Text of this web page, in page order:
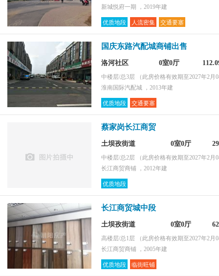
新城悦府一期 ，2019年建
优质地段 人流密集 交通要塞
国庆东路汽配城商铺出售
洛河社区 0室0厅
中楼层/总3层
（此房价格有效期至2027年2月
淮南国际汽配城 ，2013年建
优质地段 交通要塞
蔡家岗长江商贸
土坝孜街道 0室0厅
中楼层/总2层
（此房价格有效期至2027年2月
长江商贸商铺 ，2012年建
优质地段
长江商贸城中段
土坝孜街道 0室0厅
高楼层/总1层
（此房价格有效期至2027年2月
长江商贸商铺 ，2005年建
优质地段 临街旺铺